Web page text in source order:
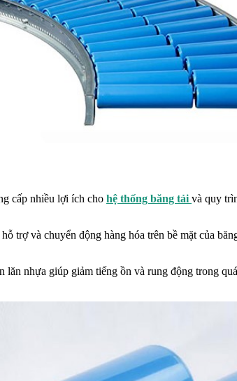
cấp nhiều lợi ích cho hệ thống băng tải và quy
trợ và chuyển động hàng hóa trên bề mặt của
lăn nhựa giúp giảm tiếng ồn và rung động trong